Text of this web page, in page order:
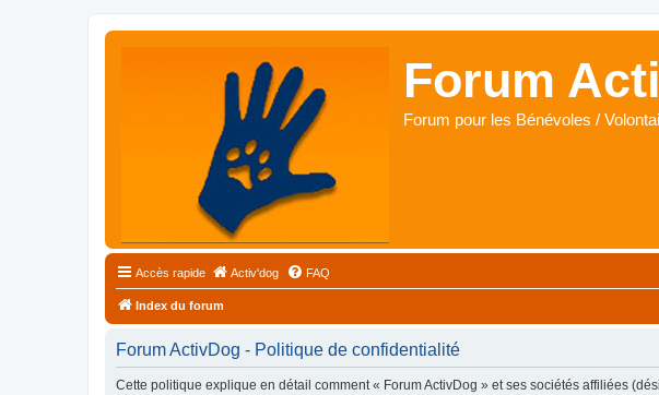
Forum
Forum pour les Bénévoles /
Accès rapide Activ'dog FAQ
Index du forum
Forum ActivDog - Politique de confidentialité
Cette politique explique en détail comment « Forum ActivDog » et ses sociétés affiliées